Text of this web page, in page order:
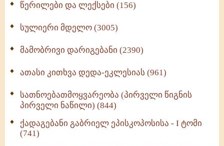
წერილები და ლექსები (156)
სულიერი მდელო (3005)
მამობრივი დარიგებანი (2390)
ათასი კითხვა დედა-ეკლესიას (961)
სათნოებათმოყვარეობა (პირველი წიგნის
პირველი ნაწილი) (844)
ქადაგებანი გაბრიელ ეპისკოპოსისა - I ტომი
(741)